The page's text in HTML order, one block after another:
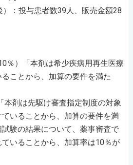
）：投与患者数39人、販売金額28
％）「本剤は希少疾病用再生医療
ことから、加算の要件を満た
本剤は先駆け審査指定制度の対象
いることから、加算の要件を満
験の結果について、薬事審査で
いることから、加算率は10％が